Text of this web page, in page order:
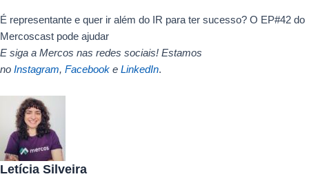
É representante e quer ir além do IR para ter sucesso? O EP#42 do
Mercoscast pode ajudar
E siga a Mercos nas redes sociais! Estamos
no Instagram, Facebook e LinkedIn.
Letícia Silveira